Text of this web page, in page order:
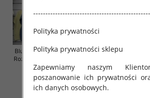
Bluzki damskie (Włoskie produkt)
Roz Standard, Mix Kolor Paczka 5
szt
29.00 zł
szczegóły
Bluzki
Roz
Polityka prywatności
Polityka prywatności sklepu
Zapewniamy naszym
poszanowanie ich prywatności
ich danych osobowych.